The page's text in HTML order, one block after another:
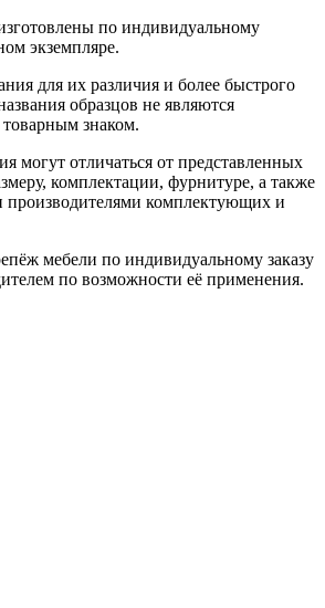
по индивидуальному
экземпляре.
для их различия и более быстрого
образцов не являются
знаком.
могут отличаться от представленных
комплектации, фурнитуре, а также
производителями комплектующих и
мебели по индивидуальному заказу
по возможности её применения.